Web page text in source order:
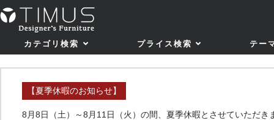
カテゴリ検索 プライス検索 テー
【夏季休暇のお知らせ】
8月8日（土）～8月11日（火）の間、夏季休暇とさせていただき